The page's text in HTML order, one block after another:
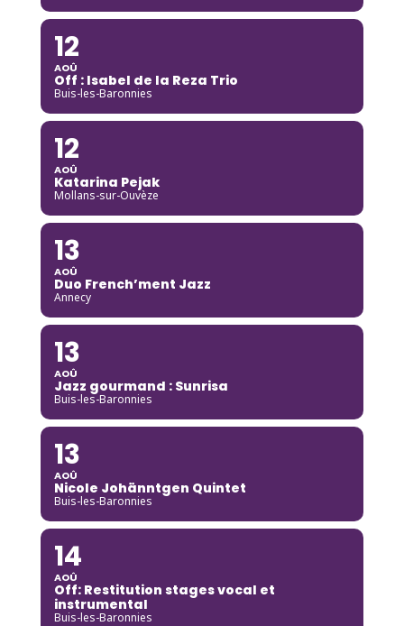
12
AOÛ
Off : Isabel de la Reza Trio
Buis-les-Baronnies
12
AOÛ
Katarina Pejak
Mollans-sur-Ouvèze
13
AOÛ
Duo French’ment Jazz
Annecy
13
AOÛ
Jazz gourmand : Sunrisa
Buis-les-Baronnies
13
AOÛ
Nicole Johänntgen Quintet
Buis-les-Baronnies
14
AOÛ
Off: Restitution stages vocal et
instrumental
Buis-les-Baronnies